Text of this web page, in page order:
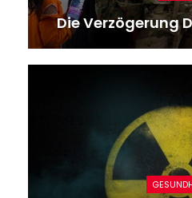
Die Verzögerung